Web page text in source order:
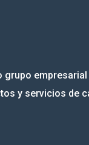
grupo
y servicios de